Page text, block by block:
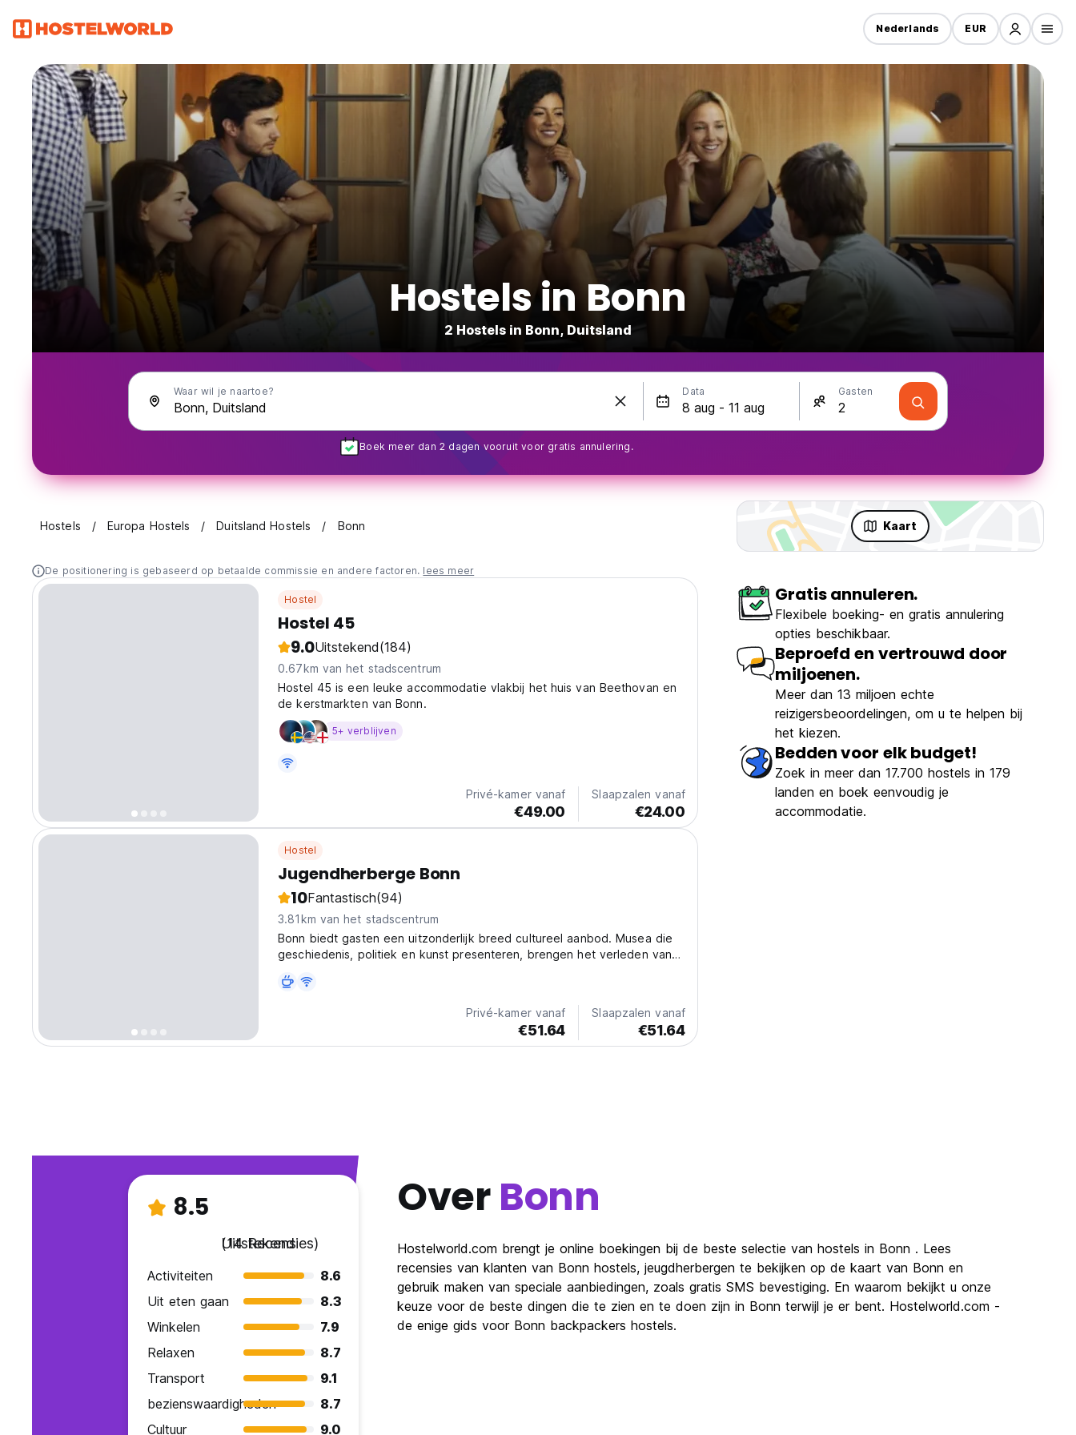
Nederlands EUR
Hostels in Bonn
2 Hostels in Bonn, Duitsland
Waar wil je naartoe? Data Gasten
Boek meer dan 2 dagen vooruit voor gratis annulering.
Hostels Europa Hostels Duitsland Hostels Bonn Kaart
De positionering is gebaseerd op betaalde commissie en andere factoren. lees meer
Hostel
Hostel 45
9.0Uitstekend(184)
0.67km van het stadscentrum
Hostel 45 is een leuke accommodatie vlakbij het huis van Beethovan en
de kerstmarkten van Bonn.
5+ verblijven
Privé-kamer vanaf
€49.00
Slaapzalen vanaf
€24.00
Hostel
Jugendherberge Bonn
10Fantastisch(94)
3.81km van het stadscentrum
Bonn biedt gasten een uitzonderlijk breed cultureel aanbod. Musea die
geschiedenis, politiek en kunst presenteren, brengen het verleden van
Privé-kamer vanaf
€51.64
Slaapzalen vanaf
€51.64
Gratis annuleren.
Flexibele boeking- en gratis annulering
opties beschikbaar.
Beproefd en vertrouwd door
miljoenen.
Meer dan 13 miljoen echte
reizigersbeoordelingen, om u te helpen bij
het kiezen.
Bedden voor elk budget!
Zoek in meer dan 17.700 hostels in 179
landen en boek eenvoudig je
accommodatie.
8.5
Uitstekend
(14 Recensies)
Activiteiten
8.6
Uit eten gaan
8.3
Winkelen
7.9
Relaxen
8.7
Transport
9.1
bezienswaardigheden
8.7
Cultuur
9.0
OverBonn
Hostelworld.com brengt je online boekingen bij de beste selectie van hostels in Bonn . Lees
recensies van klanten van Bonn hostels, jeugdherbergen te bekijken op de kaart van Bonn en
gebruik maken van speciale aanbiedingen, zoals gratis SMS bevestiging. En waarom bekijkt u onze
keuze voor de beste dingen die te zien en te doen zijn in Bonn terwijl je er bent. Hostelworld.com -
de enige gids voor Bonn backpackers hostels.